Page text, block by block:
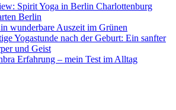
Spirit Yoga in Berlin Charlottenburg
Berlin
wunderbare Auszeit im Grünen
Yogastunde nach der Geburt: Ein sanfter
und Geist
Erfahrung – mein Test im Alltag